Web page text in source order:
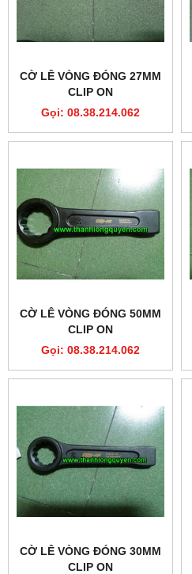
CỜ LÊ VÒNG ĐÓNG 27MM
CLIP ON
Gọi: 08.38.214.062
CỜ LÊ VÒNG ĐÓNG 50MM
CLIP ON
Gọi: 08.38.214.062
CỜ LÊ VÒNG ĐÓNG 30MM
CLIP ON